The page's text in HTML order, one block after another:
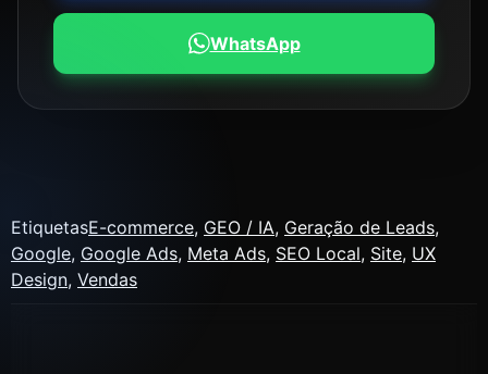
WhatsApp
EtiquetasE-commerce, GEO / IA, Geração de Leads,
Google, Google Ads, Meta Ads, SEO Local, Site, UX
Design, Vendas